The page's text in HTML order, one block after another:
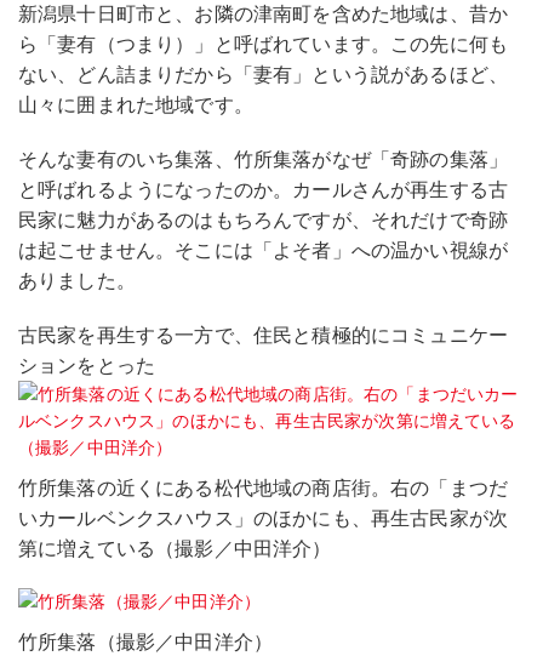
新潟県十日町市と、お隣の津南町を含めた地域は、昔か
ら「妻有（つまり）」と呼ばれています。この先に何も
ない、どん詰まりだから「妻有」という説があるほど、
山々に囲まれた地域です。
そんな妻有のいち集落、竹所集落がなぜ「奇跡の集落」
と呼ばれるようになったのか。カールさんが再生する古
民家に魅力があるのはもちろんですが、それだけで奇跡
は起こせません。そこには「よそ者」への温かい視線が
ありました。
古民家を再生する一方で、住民と積極的にコミュニケー
ションをとった
竹所集落の近くにある松代地域の商店街。右の「まつだ
いカールベンクスハウス」のほかにも、再生古民家が次
第に増えている（撮影／中田洋介）
竹所集落（撮影／中田洋介）